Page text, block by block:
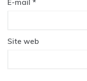
E-mail *
Site web